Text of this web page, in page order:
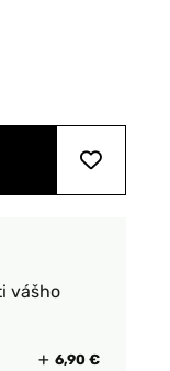
vášho
6,90 €